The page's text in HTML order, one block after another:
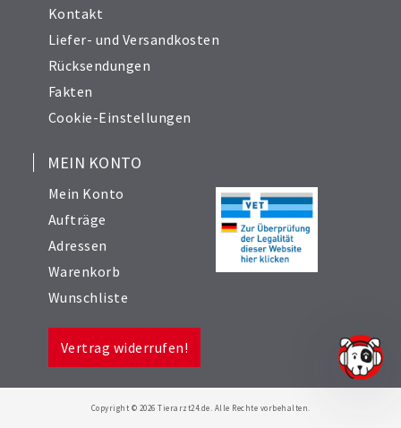
Kontakt
Liefer- und Versandkosten
Rücksendungen
Fakten
Cookie-Einstellungen
MEIN KONTO
Mein Konto
Aufträge
Adressen
Warenkorb
Wunschliste
Vertrag widerrufen!
Copyright © 2026 Tierarzt24.de. Alle Rechte vorbehalten.